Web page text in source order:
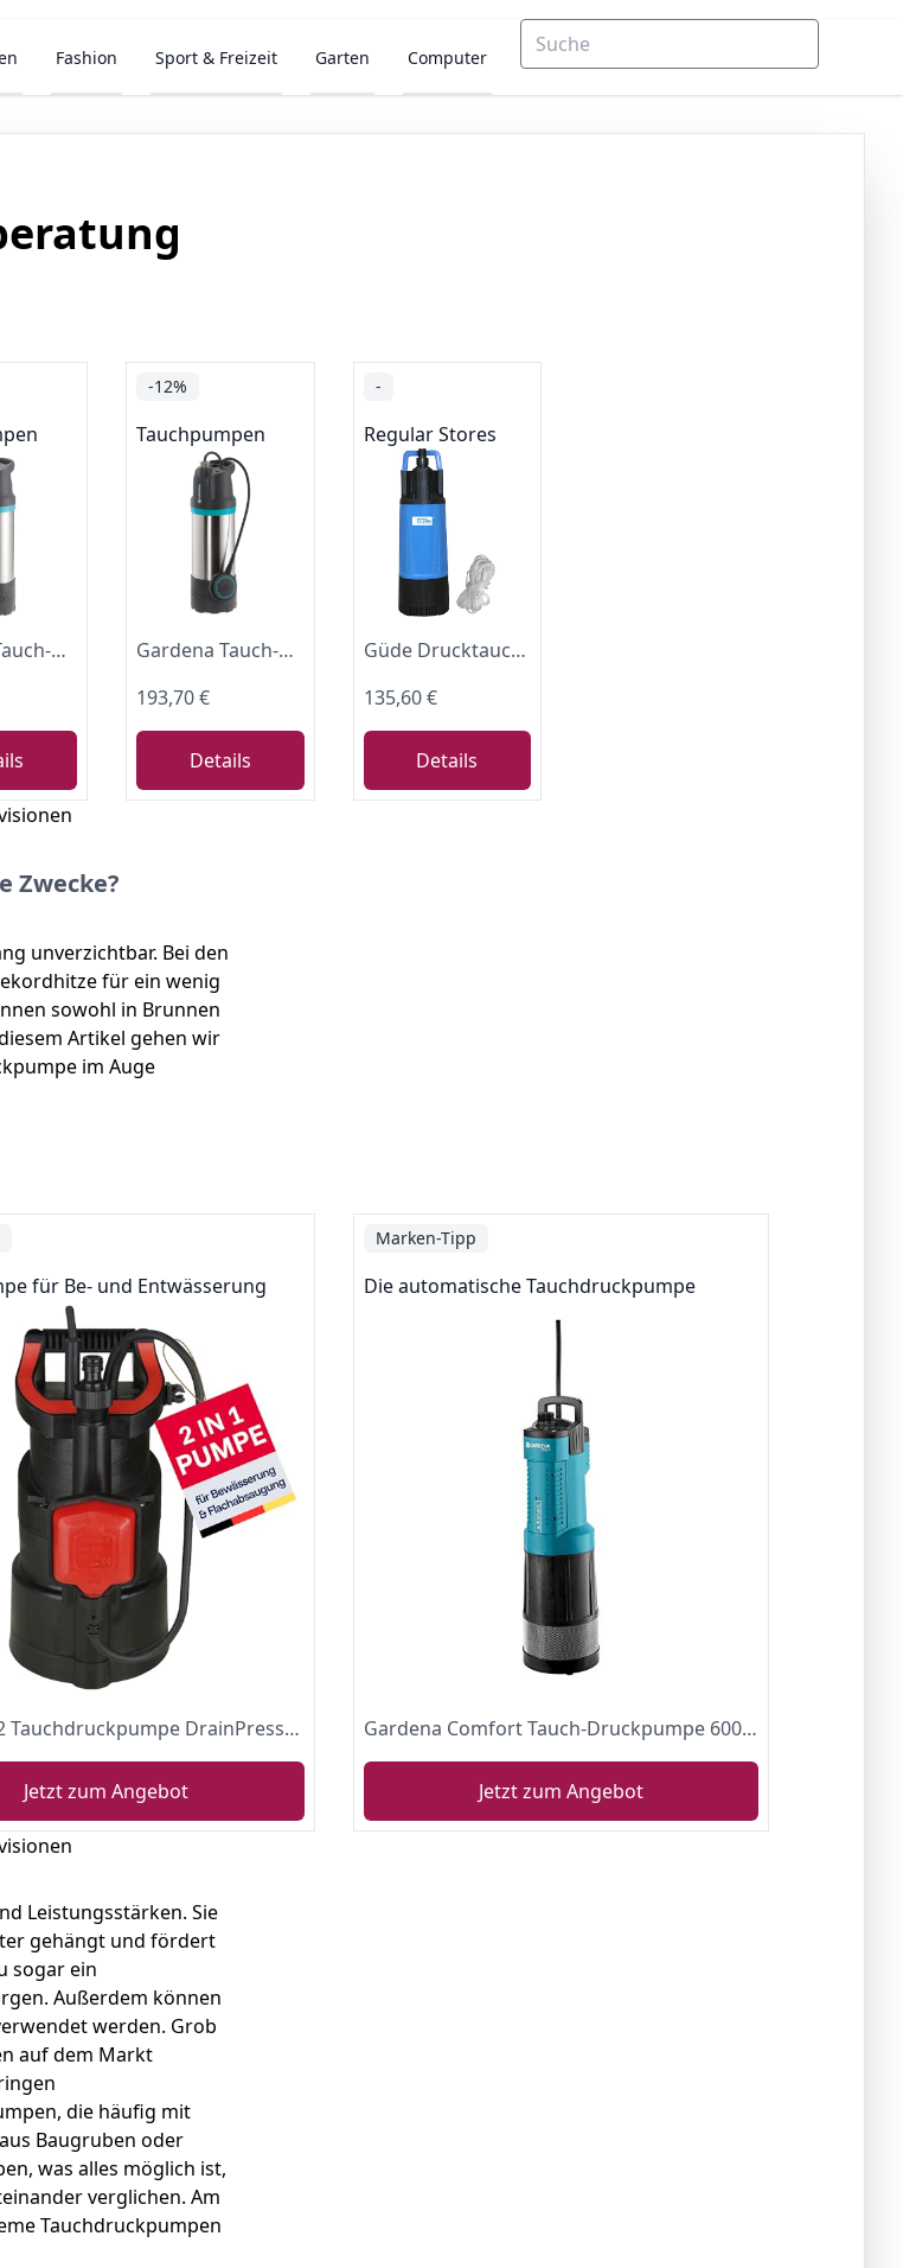
Fashion Sport & Freizeit Garten Computer
Gardena Tauch-Druckpumpe 6100/5 inox automatic: Automatische Tauchdruckpumpe mit 6100 l/h Fördermenge, mit Schmutzfilter, geräuscharmer Betrieb, integrierte Trockenlaufsicherung (1773-20)
-12%
Tauchpumpen
Gardena Tauch-Druckpumpe 5900/4 inox: Tauchdruckpumpe mit 5900 l/h Fördermenge, mit Schmutzfilter, geräuscharmer Betrieb, Trockenlaufsicherung über Schwimmschalter (1768-20)
193,70 €
Details
-
Regular Stores
Güde Drucktauchpumpe GDT 1200 (1200 W, Fördervolumen: 6000 l/h, max. Förderhöhe: 40 m, max. Eintauchtiefe: 12 m, 4 Laufräder aus Noryl, Edelstahlwelle, integriertes Rückschlagventil, 15m Nylon Seil)
135,60 €
Details
Zwecke?
unverzichtbar. Bei den
für ein wenig
sowohl in Brunnen
Artikel gehen wir
im Auge
für Be- und Entwässerung
T.I.P. 30182 Tauchdruckpumpe DrainPress 3200/24, bis 3.200 l/h Fördermenge, Schwarz
Jetzt zum Angebot
Marken-Tipp
Die automatische Tauchdruckpumpe
Gardena Comfort Tauch-Druckpumpe 6000/5 automatic: Tauchpumpe mit 6.000 l/h Fördermenge, 1.050 W Motor, bis 12 m Eintauchtiefe, Schutz vor Trockenlauf, inkl. 15 m Befestigungsseil (1476-20)
Jetzt zum Angebot
Leistungsstärken. Sie
gehängt und fördert
sogar ein
Außerdem können
werden. Grob
auf dem Markt
die häufig mit
Baugruben oder
was alles möglich ist,
verglichen. Am
Tauchdruckpumpen